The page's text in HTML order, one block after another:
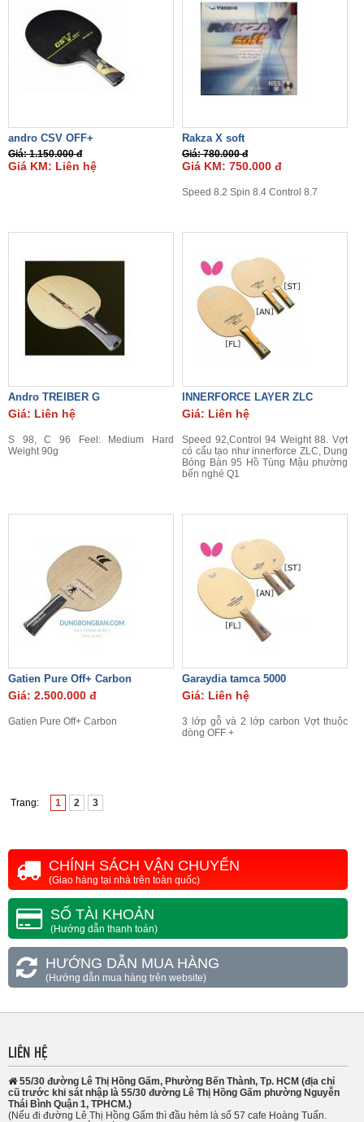
andro CSV OFF+
Giá: 1.150.000 đ
Giá KM: Liên hệ
Rakza X soft
Giá: 780.000 đ
Giá KM: 750.000 đ
Speed 8.2 Spin 8.4 Control 8.7
Andro TREIBER G
Giá: Liên hệ
S 98, C 96 Feel: Medium Hard
Weight 90g
INNERFORCE LAYER ZLC
Giá: Liên hệ
Speed 92,Control 94 Weight 88. Vợt
có cấu tạo như innerforce ZLC, Dung
Bóng Bàn 95 Hồ Tùng Mậu phường
bến nghé Q1
Gatien Pure Off+ Carbon
Giá: 2.500.000 đ
Gatien Pure Off+ Carbon
Garaydia tamca 5000
Giá: Liên hệ
3 lớp gỗ và 2 lớp carbon Vợt thuộc
dòng OFF +
Trang: 1 2 3
CHÍNH SÁCH VẬN CHUYỂN
(Giao hàng tại nhà trên toàn quốc)
SỐ TÀI KHOẢN
(Hướng dẫn thanh toán)
HƯỚNG DẪN MUA HÀNG
(Hướng dẫn mua hàng trên website)
LIÊN HỆ
55/30 đường Lê Thị Hồng Gấm, Phường Bến Thành, Tp. HCM (địa chỉ
cũ trước khi sát nhập là 55/30 đường Lê Thị Hồng Gấm phường Nguyễn
Thái Bình Quận 1, TPHCM.)
(Nếu đi đường Lê Thị Hồng Gấm thì đầu hẻm là số 57 cafe Hoàng Tuấn.